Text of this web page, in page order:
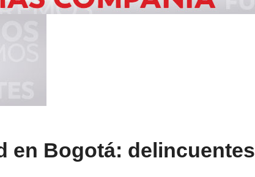
en Bogotá: delincuentes